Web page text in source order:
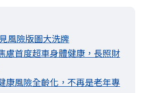
風險版圖大洗牌
慮首度超車身體健康，長照財
康風險全齡化，不再是老年專